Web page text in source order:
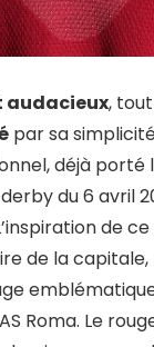
audacieux,
par sa
déjà porté
du 6 avril
de
de la
Roma. Le